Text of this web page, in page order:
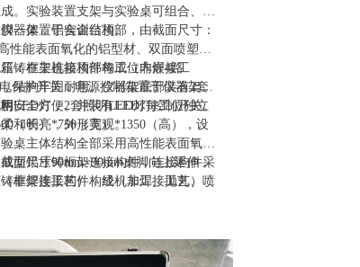
。实验装置支架与实验桌可组合、可
一体，铝合金结构。
器架置于实训台顶部，由截面尺寸：
性能表面氧化的铝型材、双面喷塑钢
铸框架连接构件构成（非焊接工
结构牢固耐用。仪器架底部装有2套
LED灯，2套照明LED灯每工位独立
和明亮，外形美观。
：在主机箱顶部每工位内嵌4路
保护开关，电源控制箱置于仪器架下
安全方便。并装有LED灯控制开关。
：
（长）*750（宽）*1350（高），设
桌主体结构全部采用高性能表面氧化
型铝压铸框架连接构件，连接构件采
非焊接工艺），经机加工、抛丸、喷
：90mm×90mm，四面带槽，槽宽约
注塑成型配套塑料堵头。桌面采用
面尺寸90mm×90mm桌脚向上延伸，
框架连接构件构成（非焊接工艺）牢